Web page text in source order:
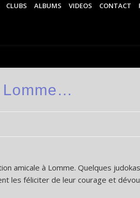
CLUBS ALBUMS VIDEOS CONTACT
Lomme…
amicale à Lomme. Quelques
les féliciter de leur courage et